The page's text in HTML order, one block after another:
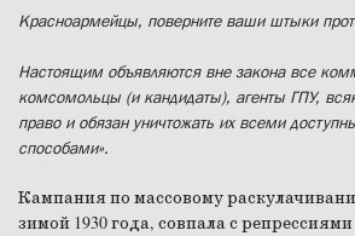
Красноармейцы, поверните ваши штыки
Настоящим объявляются вне закона все
комсомольцы (и кандидаты), агенты ГПУ,
право и обязан уничтожать их всеми
способами».
Кампания по массовому
зимой 1930 года, совпала с